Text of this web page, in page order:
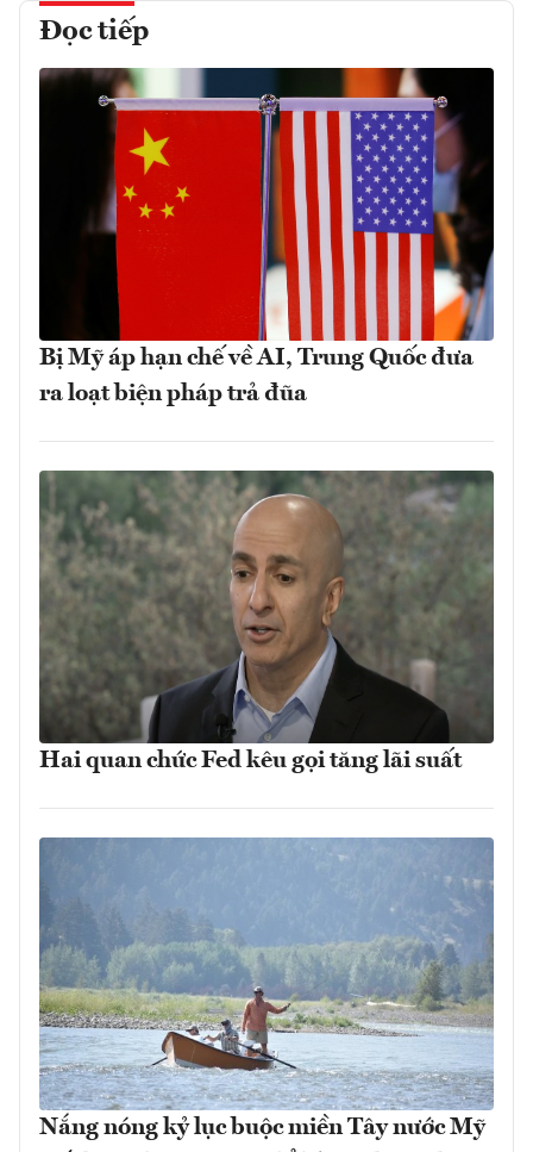
Đọc tiếp
Bị Mỹ áp hạn chế về AI, Trung Quốc đưa
ra loạt biện pháp trả đũa
Hai quan chức Fed kêu gọi tăng lãi suất
Nắng nóng kỷ lục buộc miền Tây nước Mỹ